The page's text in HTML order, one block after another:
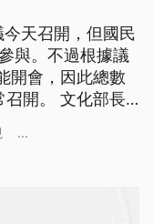
天召開，但國民
與。不過根據議
開會，因此總數
召開。 文化部長
的案例，那麼這
...